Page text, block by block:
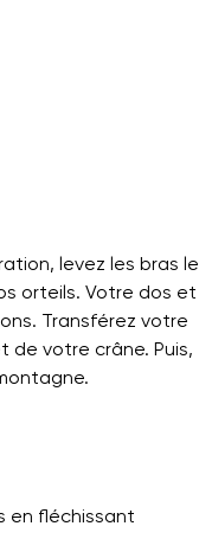
levez les bras le
orteils. Votre dos et
Transférez votre
de votre crâne. Puis,
en fléchissant